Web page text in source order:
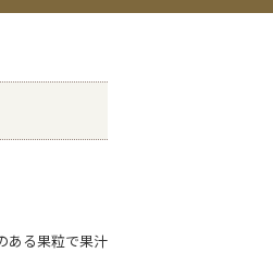
ある果粒で果汁